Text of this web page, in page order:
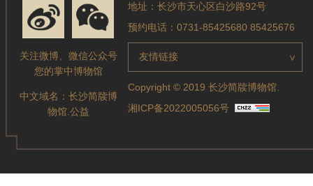
关注微博、微信公众号
您的掌中博物馆
中文域名： 长沙简牍博
物馆.公益
地址：长沙市天心区白沙路92号
预约电话：0731-85425680 85425676
友情链接 >
Copyright © 2019 长沙简牍博物馆.
湘ICP备2022005056号